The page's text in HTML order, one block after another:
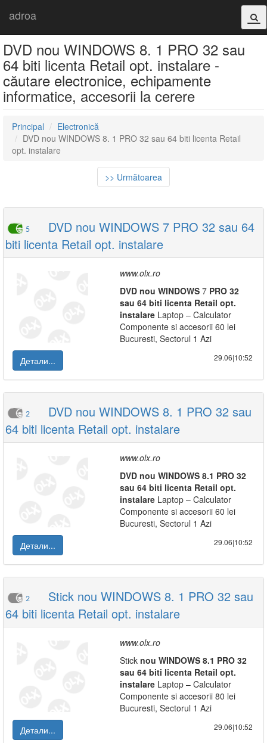
adroa
DVD nou WINDOWS 8. 1 PRO 32 sau
64 biti licenta Retail opt. instalare -
căutare electronice, echipamente
informatice, accesorii la cerere
Principal
Electronică
DVD nou WINDOWS 8. 1 PRO 32 sau 64 biti licenta Retail
opt. instalare
>> Următoarea
5
DVD nou WINDOWS 7 PRO 32 sau 64
biti licenta Retail opt. instalare
www.olx.ro
DVD nou WINDOWS 7 PRO 32
sau 64 biti licenta Retail opt.
instalare Laptop – Calculator
Componente si accesorii 60 lei
Bucuresti, Sectorul 1 Azi
Детали...
29.06|10:52
2
DVD nou WINDOWS 8. 1 PRO 32 sau
64 biti licenta Retail opt. instalare
www.olx.ro
DVD nou WINDOWS 8.1 PRO 32
sau 64 biti licenta Retail opt.
instalare Laptop – Calculator
Componente si accesorii 60 lei
Bucuresti, Sectorul 1 Azi
Детали...
29.06|10:52
2
Stick nou WINDOWS 8. 1 PRO 32 sau
64 biti licenta Retail opt. instalare
www.olx.ro
Stick nou WINDOWS 8.1 PRO 32
sau 64 biti licenta Retail opt.
instalare Laptop – Calculator
Componente si accesorii 80 lei
Bucuresti, Sectorul 1 Azi
Детали...
29.06|10:52